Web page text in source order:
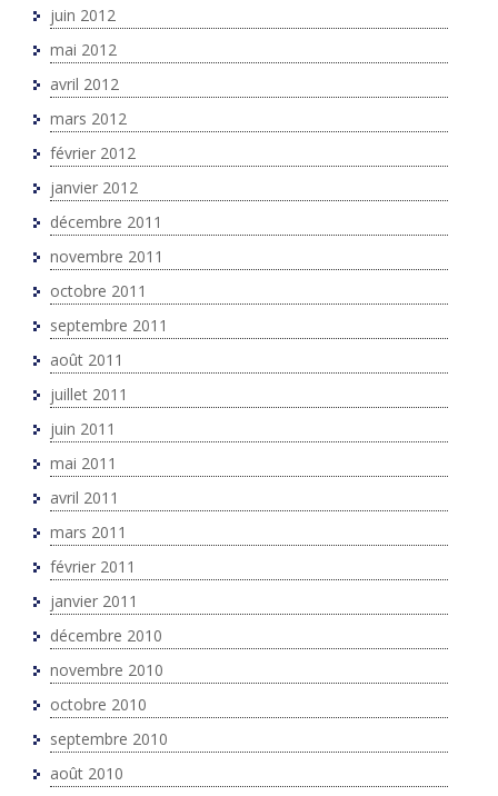
juin 2012
mai 2012
avril 2012
mars 2012
février 2012
janvier 2012
décembre 2011
novembre 2011
octobre 2011
septembre 2011
août 2011
juillet 2011
juin 2011
mai 2011
avril 2011
mars 2011
février 2011
janvier 2011
décembre 2010
novembre 2010
octobre 2010
septembre 2010
août 2010